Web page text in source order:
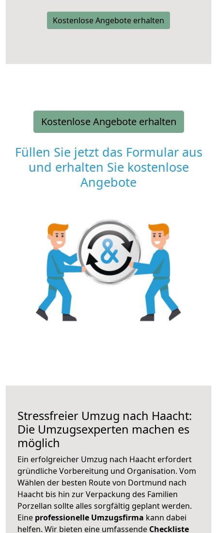
Kostenlose Angebote erhalten
Kostenlose Angebote erhalten
Füllen Sie jetzt das Formular aus
und erhalten Sie kostenlose
Angebote
Stressfreier Umzug nach Haacht:
Die Umzugsexperten machen es
möglich
Ein erfolgreicher Umzug nach Haacht erfordert
gründliche Vorbereitung und Organisation. Vom
Wählen der besten Route von Dortmund nach
Haacht bis hin zur Verpackung des Familien
Porzellan sollte alles sorgfältig geplant werden.
Eine professionelle Umzugsfirma kann dabei
helfen. Wir bieten eine umfassende Checkliste